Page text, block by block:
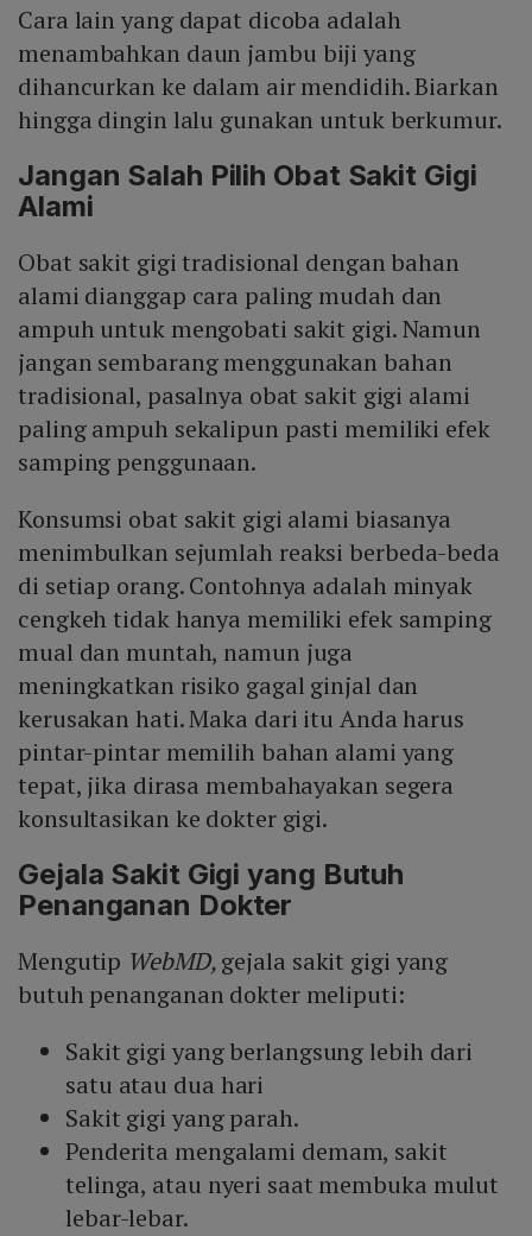
Cara lain yang dapat dicoba adalah
menambahkan daun jambu biji yang
dihancurkan ke dalam air mendidih. Biarkan
hingga dingin lalu gunakan untuk berkumur.
Jangan Salah Pilih Obat Sakit Gigi
Alami
Obat sakit gigi tradisional dengan bahan
alami dianggap cara paling mudah dan
ampuh untuk mengobati sakit gigi. Namun
jangan sembarang menggunakan bahan
tradisional, pasalnya obat sakit gigi alami
paling ampuh sekalipun pasti memiliki efek
samping penggunaan.
Konsumsi obat sakit gigi alami biasanya
menimbulkan sejumlah reaksi berbeda-beda
di setiap orang. Contohnya adalah minyak
cengkeh tidak hanya memiliki efek samping
mual dan muntah, namun juga
meningkatkan risiko gagal ginjal dan
kerusakan hati. Maka dari itu Anda harus
pintar-pintar memilih bahan alami yang
tepat, jika dirasa membahayakan segera
konsultasikan ke dokter gigi.
Gejala Sakit Gigi yang Butuh
Penanganan Dokter
Mengutip WebMD,gejala sakit gigi yang
butuh penanganan dokter meliputi:
Sakit gigi yang berlangsung lebih dari
satu atau dua hari
Sakit gigi yang parah.
Penderita mengalami demam, sakit
telinga, atau nyeri saat membuka mulut
lebar-lebar.